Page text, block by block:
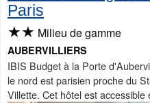
Paris
★★ Milieu de gamme
AUBERVILLIERS
IBIS Budget à la Porte
le nord est parisien proche du
Villette. Cet hôtel est accessible